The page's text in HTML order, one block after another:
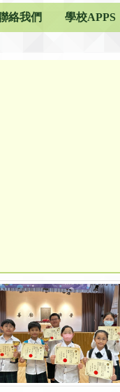
絡我們 學校APPS